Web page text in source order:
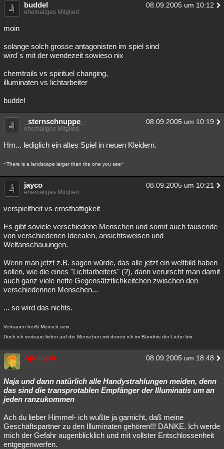
buddel 08.09.2005 um 10:12
ehemaliges Mitglied
moin
solange solch grosse antagonisten im spiel sind
wird´s mit der wendezeit sowieso nix
chemtrails vs spirituel changing,
illuminaten vs lichtarbeiter
buddel
_sternschnuppe_ 08.09.2005 um 10:19
ehemaliges Mitglied
Hm... lediglich ein altes Spiel in neuen Kleidern.
~There is a landscape larger than the one you see~
jayco 08.09.2005 um 10:21
ehemaliges Mitglied
verspieltheit vs ernsthaftigkeit
Es gibt soviele verschiedene Menschen und somit auch tausende
von verschiedenen Ideealen, ansichtsweisen und
Weltanschauungen.
Wenn man jetzt z.B. sagen würde, das alle jetzt ein weltbild haben
sollen, wie die eines "Lichtarbeiters" (?), dann verurscht man damit
auch ganz viele nette Gegensätztlichkeitchen zwischen den
verschiedennen Menschen...
... so wird das nichts.
Vertrauen heißt Mensch sein.
Doch ich vertraue lieber auf die Menschen mit denen ich im Bündnis der Liebe bin.
Apollyon 08.09.2005 um 18:48
Naja und dann natürlich alle Handystrahlungen meiden, denn
das sind die transprotablen Empfänger der Illuminatis um an
jeden ranzukommen
Ach du lieber Himmel- ich wußte ja garnicht, daß meine
Geschäftspartner zu den Illuminaten gehören!!! DANKE. Ich werde
mich der Gefahr augenblicklich und mit vollster Entschlossenheit
entgegenwerfen.